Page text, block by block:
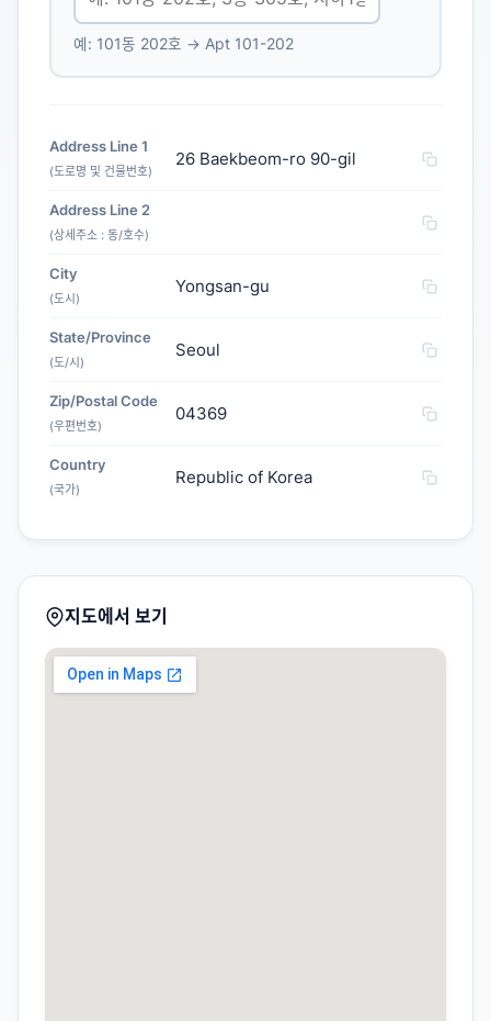
예: 101동 202호 → Apt 101-202
Address Line 1
(도로명 및 건물번호)
26 Baekbeom-ro 90-gil
Address Line 2
(상세주소 : 동/호수)
City
(도시)
Yongsan-gu
State/Province
(도/시)
Seoul
Zip/Postal Code
(우편번호)
04369
Country
(국가)
Republic of Korea
지도에서 보기